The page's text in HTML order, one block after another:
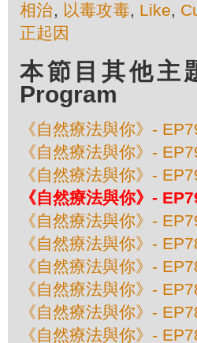
相治, 以毒攻毒, Like,
正起因
本節目其他主
Program
《自然療法與你》-
《自然療法與你》-
《自然療法與你》-
《自然療法與你》-
《自然療法與你》-
《自然療法與你》-
《自然療法與你》-
《自然療法與你》-
《自然療法與你》-
《自然療法與你》-